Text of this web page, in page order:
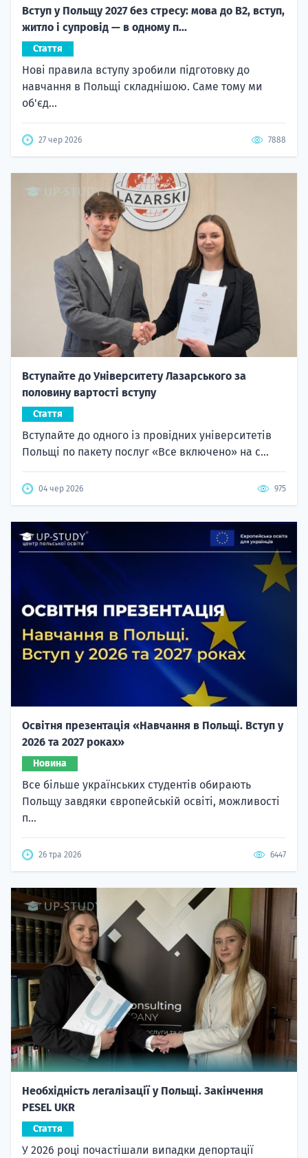
Вступ у Польщу 2027 без стресу: мова до B2, вступ,
житло і супровід — в одному п...
Стаття
Нові правила вступу зробили підготовку до
навчання в Польщі складнішою. Саме тому ми
об'єд...
27 чер 2026 7888
Вступайте до Університету Лазарського за
половину вартості вступу
Стаття
Вступайте до одного із провідних університетів
Польщі по пакету послуг «Все включено» на с...
04 чер 2026 975
Освітня презентація «Навчання в Польщі. Вступ у
2026 та 2027 роках»
Новина
Все більше українських студентів обирають
Польщу завдяки європейській освіті, можливості
п...
26 тра 2026 6447
Необхідність легалізації у Польщі. Закінчення
PESEL UKR
Стаття
У 2026 році почастішали випадки депортації